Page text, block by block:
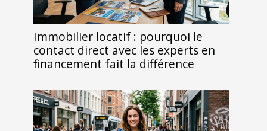
Immobilier locatif : pourquoi le
contact direct avec les experts en
financement fait la différence